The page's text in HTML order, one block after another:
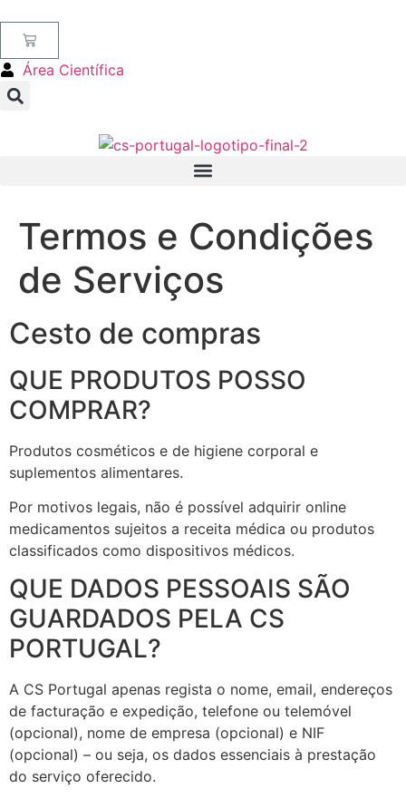
Área Científica
Termos e Condições
de Serviços
Cesto de compras
QUE PRODUTOS POSSO
COMPRAR?
Produtos cosméticos e de higiene corporal e
suplementos alimentares.
Por motivos legais, não é possível adquirir online
medicamentos sujeitos a receita médica ou produtos
classificados como dispositivos médicos.
QUE DADOS PESSOAIS SÃO
GUARDADOS PELA CS
PORTUGAL?
A CS Portugal apenas regista o nome, email, endereços
de facturação e expedição, telefone ou telemóvel
(opcional), nome de empresa (opcional) e NIF
(opcional) – ou seja, os dados essenciais à prestação
do serviço oferecido.